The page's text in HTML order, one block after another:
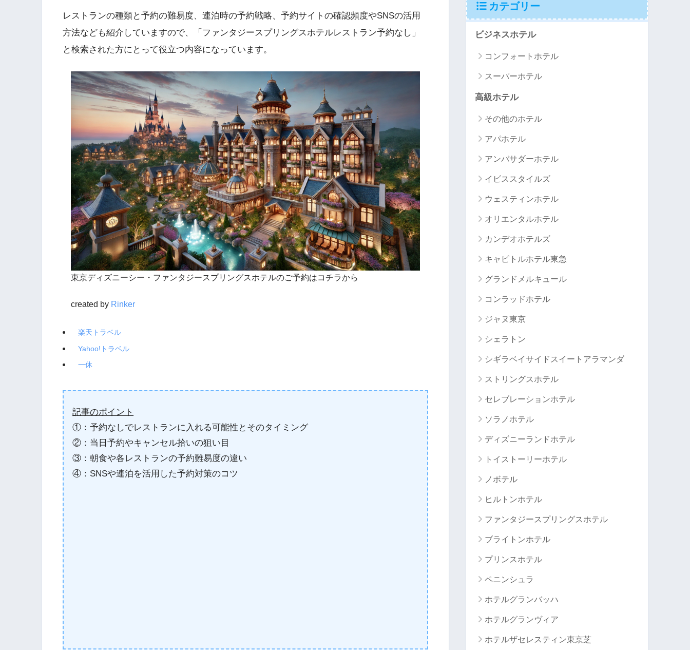
レストランの種類と予約の難易度、連泊時の予約戦略、予約サイトの確認頻度やSNSの活用
方法なども紹介していますので、「ファンタジースプリングスホテルレストラン予約なし」
と検索された方にとって役立つ内容になっています。
東京ディズニーシー・ファンタジースプリングスホテルのご予約はコチラから
created by Rinker
楽天トラベル
Yahoo!トラベル
一休
記事のポイント
①：予約なしでレストランに入れる可能性とそのタイミング
②：当日予約やキャンセル拾いの狙い目
③：朝食や各レストランの予約難易度の違い
④：SNSや連泊を活用した予約対策のコツ
カテゴリー
ビジネスホテル
コンフォートホテル
スーパーホテル
高級ホテル
その他のホテル
アパホテル
アンバサダーホテル
イビススタイルズ
ウェスティンホテル
オリエンタルホテル
カンデオホテルズ
キャピトルホテル東急
グランドメルキュール
コンラッドホテル
ジャヌ東京
シェラトン
シギラベイサイドスイートアラマンダ
ストリングスホテル
セレブレーションホテル
ソラノホテル
ディズニーランドホテル
トイストーリーホテル
ノボテル
ヒルトンホテル
ファンタジースプリングスホテル
ブライトンホテル
プリンスホテル
ペニンシュラ
ホテルグランバッハ
ホテルグランヴィア
ホテルザセレスティン東京芝